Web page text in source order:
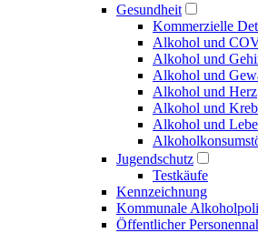
Gesundheit
Kommerzielle
Alkohol und
Alkohol und
Alkohol und
Alkohol und Herz
Alkohol und
Alkohol und
Jugendschutz
Testkäufe
Kennzeichnung
Kommunale
Öffentlicher